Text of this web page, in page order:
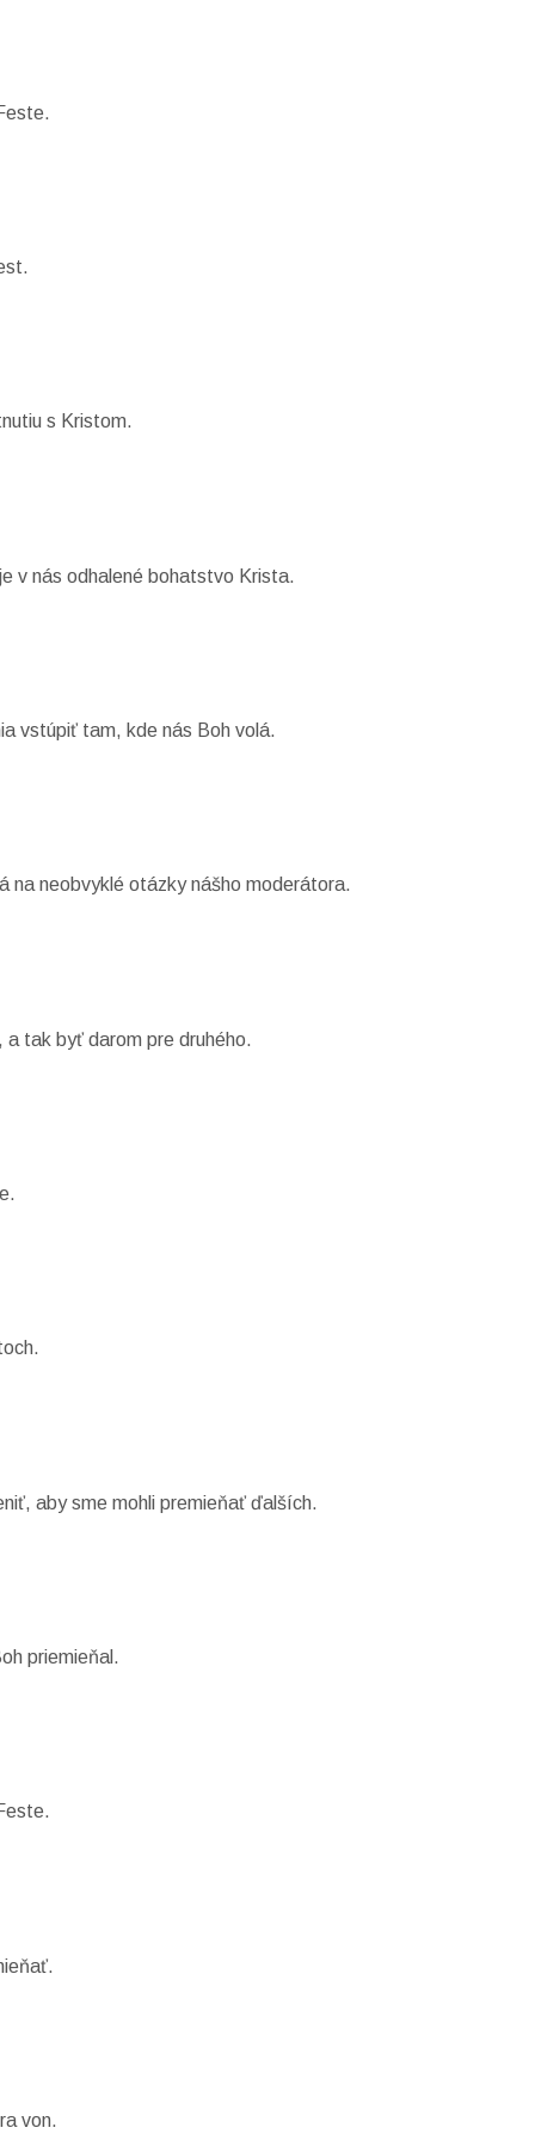
s Kristom.
v nás odhalené bohatstvo Krista.
vstúpiť tam, kde nás Boh volá.
na neobvyklé otázky nášho moderátora.
tak byť darom pre druhého.
aby sme mohli premieňať ďalších.
priemieňal.
von.